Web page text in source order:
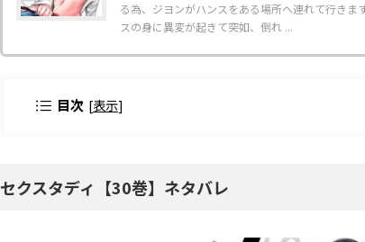
る為、ジヨンがハンスをある場所へ連れて行きま
スの身に異変が起きて突如、倒れ ...
目次 [表示]
セクスタディ【30巻】ネタバレ